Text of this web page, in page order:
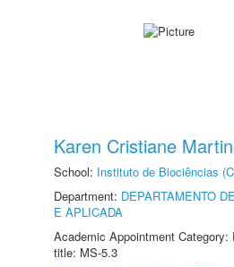
Karen Cristiane
School: Instituto de Biociências
Department: DEPARTAMENTO
E APLICADA
Academic Appointment Category:
title: MS-5.3